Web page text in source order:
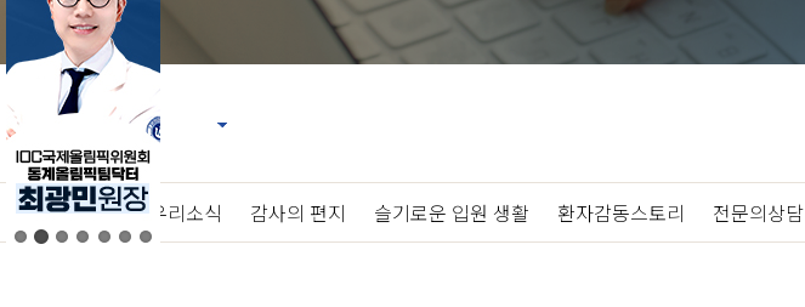
언론 속 우리 | 우리소식 감사의 편지 슬기로운 입원 생활 환자감동스토리 전문의상담